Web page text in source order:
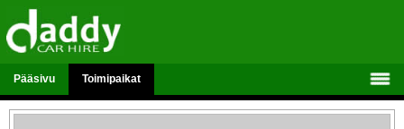
Pääsivu Toimipaikat